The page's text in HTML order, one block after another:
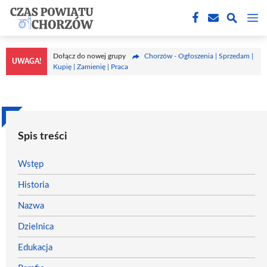
Przejdź
treści
UWAGA!
Dołącz do nowej grupy
Chorzów - Ogłoszenia | Sprzedam |
Kupię | Zamienię | Praca
Spis treści
Wstęp
Historia
Nazwa
Dzielnica
Edukacja